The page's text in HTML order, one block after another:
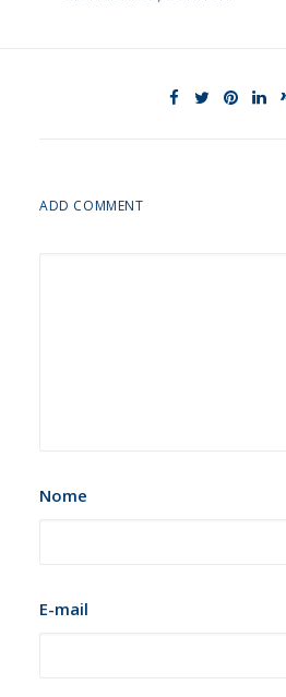
ADD COMMENT
Nome
E-mail